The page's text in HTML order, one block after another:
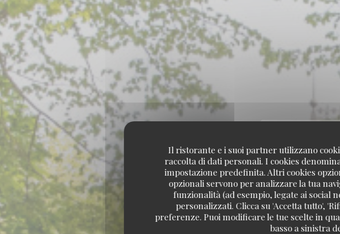
Il ristorante e i suoi partner utilizzano
raccolta di dati personali. I cookies
impostazione predefinita. Altri cookies
opzionali servono per analizzare la tua
funzionalità (ad esempio, legate ai social
personalizzati. Clicca su 'Accetta tutto',
preferenze. Puoi modificare le tue scelte in
basso a sinistra